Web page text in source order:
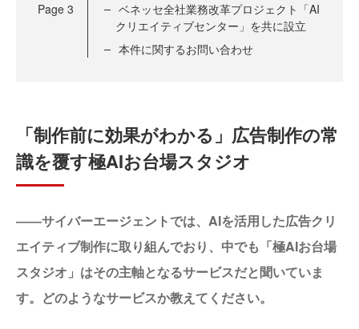
Page 3
ベネッセ全社業務改革プロジェクト「AI
クリエイティブセンター」を共に設立
本件に関するお問い合わせ
「制作前に効果がわかる」広告制作の常
識を覆す極AIお台場スタジオ
――サイバーエージェントでは、AIを活用した広告クリ
エイティブ制作に取り組んでおり、中でも「極AIお台場
スタジオ」はその主軸となるサービスだと聞いていま
す。どのようなサービスか教えてください。